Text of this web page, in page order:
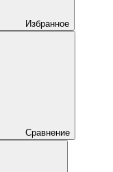
Избранное
Сравнение